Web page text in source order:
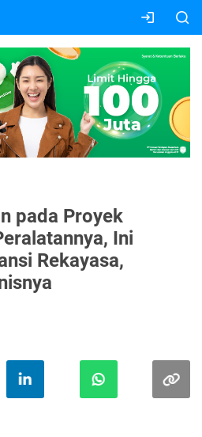
pada Proyek
Ini
Rekayasa,